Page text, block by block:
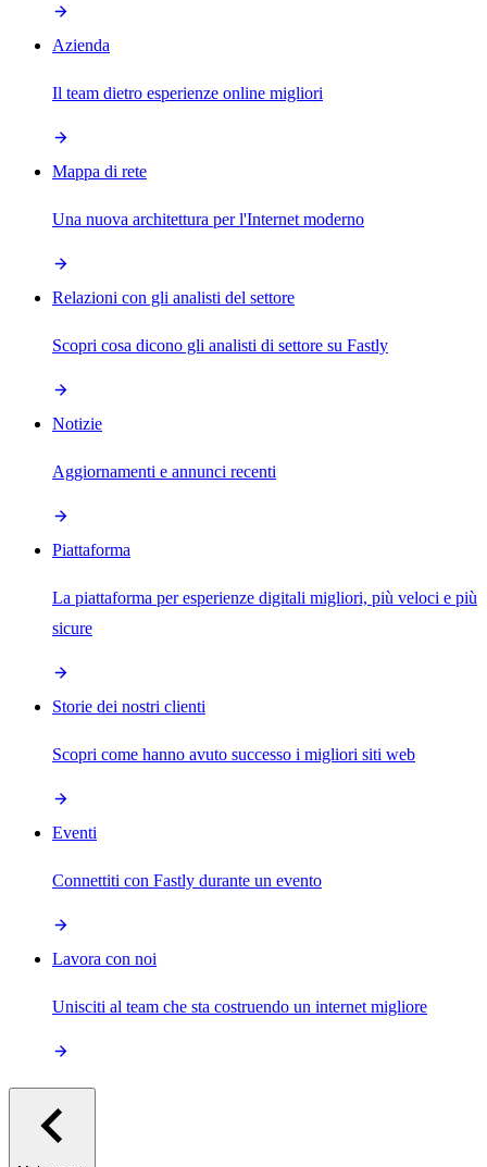
Azienda
Il team dietro esperienze online migliori
Mappa di rete
Una nuova architettura per l'Internet moderno
Relazioni con gli analisti del settore
Scopri cosa dicono gli analisti di settore su Fastly
Notizie
Aggiornamenti e annunci recenti
Piattaforma
La piattaforma per esperienze digitali migliori, più veloci e più
sicure
Storie dei nostri clienti
Scopri come hanno avuto successo i migliori siti web
Eventi
Connettiti con Fastly durante un evento
Lavora con noi
Unisciti al team che sta costruendo un internet migliore